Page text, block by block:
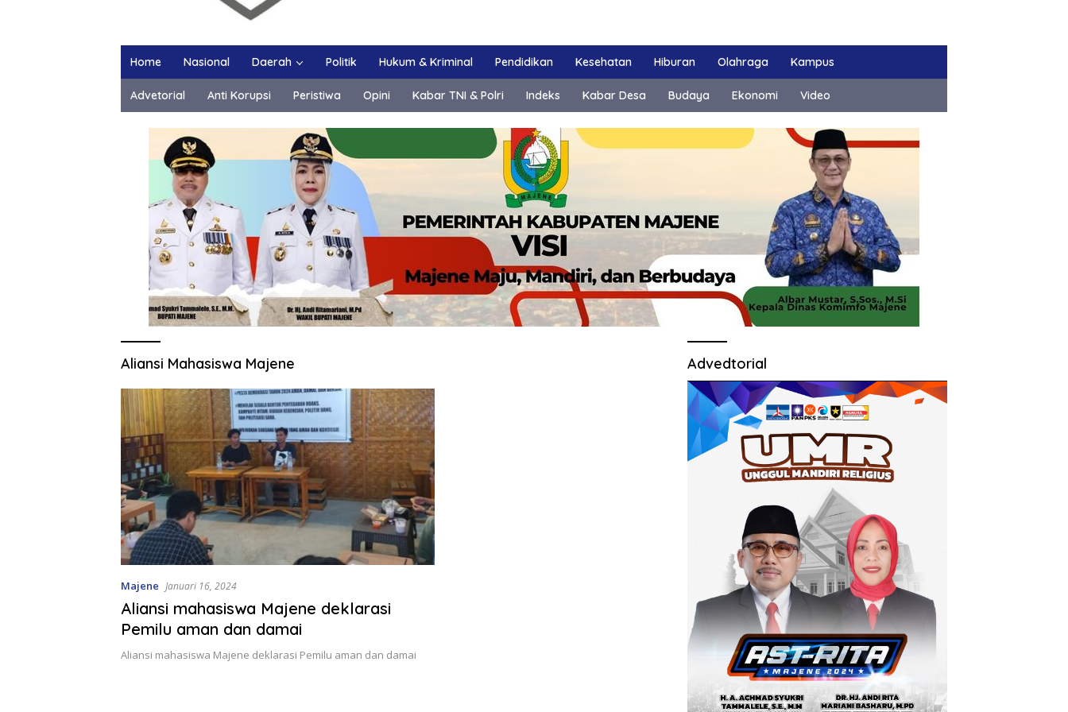
Home Nasional Daerah Politik Hukum & Kriminal Pendidikan Kesehatan Hiburan Olahraga Kampus
Advetorial Anti Korupsi Peristiwa Opini Kabar TNI & Polri Indeks Kabar Desa Budaya Ekonomi Video
Aliansi Mahasiswa Majene
Majene Januari 16, 2024
Aliansi mahasiswa Majene deklarasi
Pemilu aman dan damai
Aliansi mahasiswa Majene deklarasi Pemilu aman dan damai
Advedtorial